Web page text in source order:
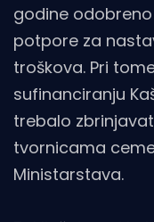
godine
potpore za
troškova. Pri
sufinanciranju
trebalo
tvornicama
Ministarstava.